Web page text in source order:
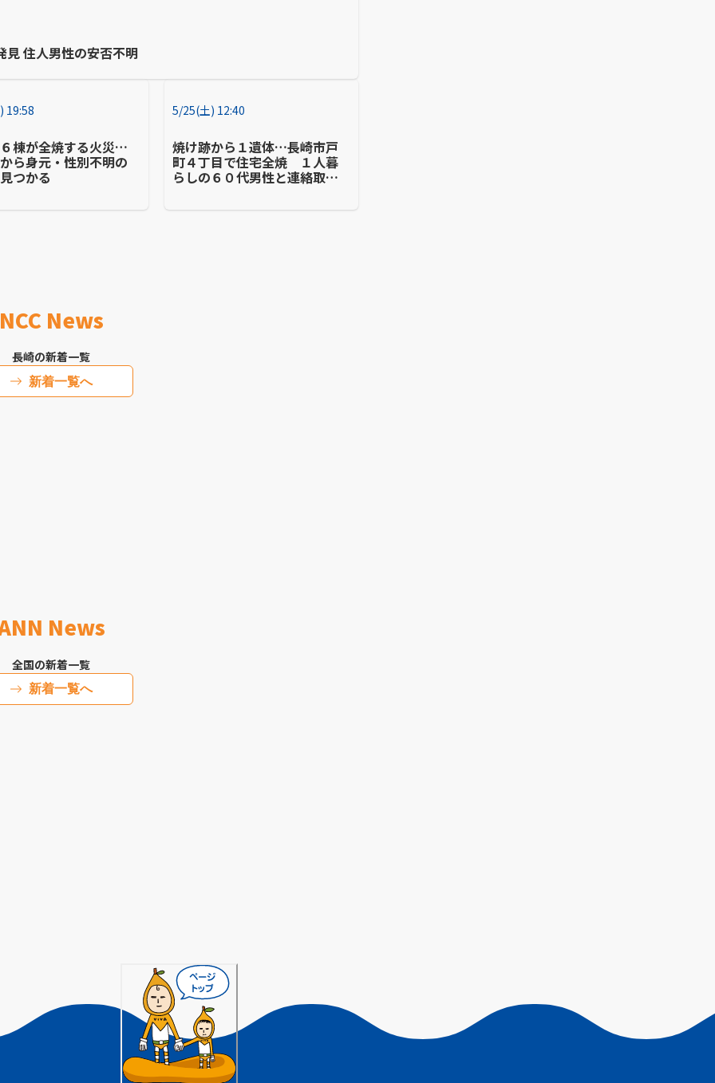
住人男性の安否不明
19:58
棟が全焼する火災…
ら身元・性別不明の
つかる
5/25(土) 12:40
焼け跡から１遺体…長崎市戸
町４丁目で住宅全焼 １人暮
らしの６０代男性と連絡取れ
News
長崎の新着一覧
新着一覧へ
News
全国の新着一覧
新着一覧へ